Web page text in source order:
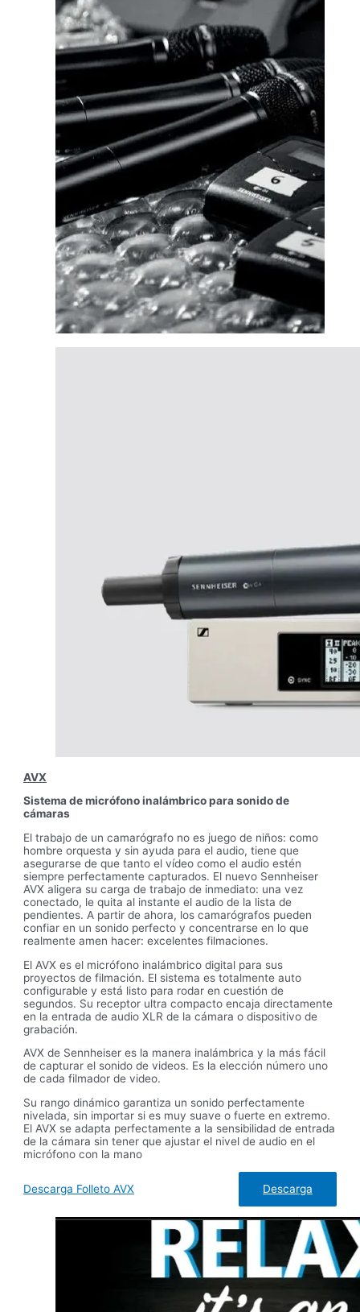
AVX
Sistema de micrófono inalámbrico para sonido de
cámaras
El trabajo de un camarógrafo no es juego de niños: como
hombre orquesta y sin ayuda para el audio, tiene que
asegurarse de que tanto el vídeo como el audio estén
siempre perfectamente capturados. El nuevo Sennheiser
AVX aligera su carga de trabajo de inmediato: una vez
conectado, le quita al instante el audio de la lista de
pendientes. A partir de ahora, los camarógrafos pueden
confiar en un sonido perfecto y concentrarse en lo que
realmente amen hacer: excelentes filmaciones.
El AVX es el micrófono inalámbrico digital para sus
proyectos de filmación. El sistema es totalmente auto
configurable y está listo para rodar en cuestión de
segundos. Su receptor ultra compacto encaja directamente
en la entrada de audio XLR de la cámara o dispositivo de
grabación.
AVX de Sennheiser es la manera inalámbrica y la más fácil
de capturar el sonido de videos. Es la elección número uno
de cada filmador de video.
Su rango dinámico garantiza un sonido perfectamente
nivelada, sin importar si es muy suave o fuerte en extremo.
El AVX se adapta perfectamente a la sensibilidad de entrada
de la cámara sin tener que ajustar el nivel de audio en el
micrófono con la mano
Descarga Folleto AVX Descarga